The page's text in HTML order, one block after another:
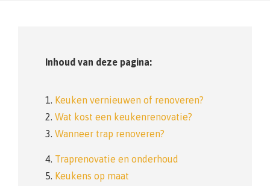
Inhoud van deze pagina:
1. Keuken vernieuwen of renoveren?
2. Wat kost een keukenrenovatie?
3. Wanneer trap renoveren?
4. Traprenovatie en onderhoud
5. Keukens op maat